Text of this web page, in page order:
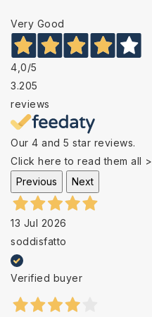
Very Good
4,0/5
3.205
reviews
Our 4 and 5 star reviews.
Click here to read them all >
Previous
Next
13 Jul 2026
soddisfatto
Verified buyer